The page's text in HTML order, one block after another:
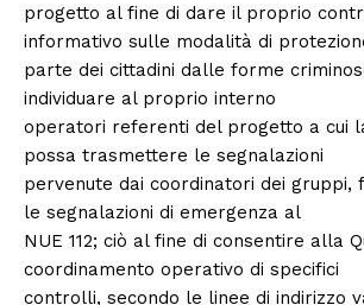
progetto al fine di dare il proprio
informativo sulle modalità di
parte dei cittadini dalle forme
individuare al proprio interno
operatori referenti del progetto a cui
possa trasmettere le segnalazioni
pervenute dai coordinatori dei gruppi,
le segnalazioni di emergenza al
NUE 112; ciò al fine di consentire alla
coordinamento operativo di specifici
controlli, secondo le linee di indirizzo